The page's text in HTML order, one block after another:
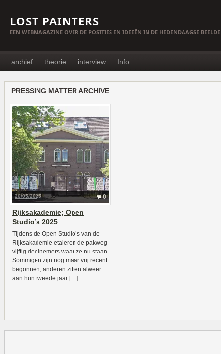
LOST PAINTERS
EEN WEBMAGAZINE OVER DE POSITIES EN IDEEËN IN DE HEDENDAAGSE
archief theorie interview Info
PRESSING MATTER ARCHIVE
0
20/05/2025
Rijksakademie; Open
Studio’s 2025
Tijdens de Open Studio’s van de
Rijksakademie etaleren de pakweg
vijftig deelnemers waar ze nu staan.
Sommigen zijn nog maar vrij recent
begonnen, anderen zitten alweer
aan hun tweede jaar […]